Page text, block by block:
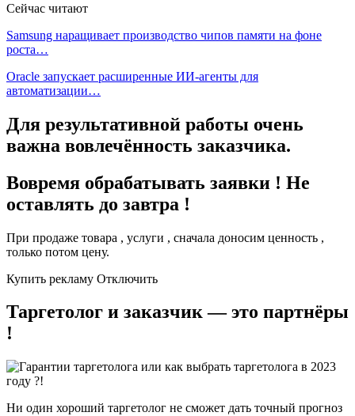
Сейчас читают
Samsung наращивает производство чипов памяти на фоне
роста…
Oracle запускает расширенные ИИ‑агенты для
автоматизации…
Для результативной работы очень
важна вовлечённость заказчика.
Вовремя обрабатывать заявки ! Не
оставлять до завтра !
При продаже товара , услуги , сначала доносим ценность ,
только потом цену.
Купить рекламу Отключить
Таргетолог и заказчик — это партнёры
!
Ни один хороший таргетолог не сможет дать точный прогноз